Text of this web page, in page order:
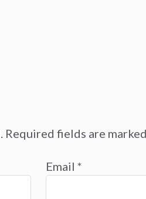
Required fields are marked
Email *